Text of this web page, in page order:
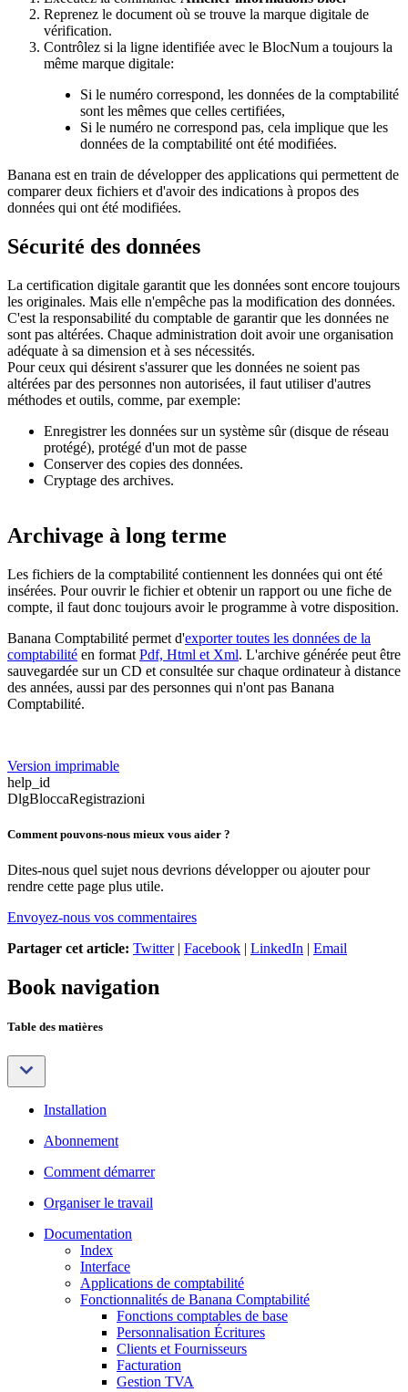
Reprenez le document où se trouve la marque digitale de
vérification.
Contrôlez si la ligne identifiée avec le BlocNum a toujours la
même marque digitale:
Si le numéro correspond, les données de la comptabilité
sont les mêmes que celles certifiées,
Si le numéro ne correspond pas, cela implique que les
données de la comptabilité ont été modifiées.
Banana est en train de développer des applications qui permettent de
comparer deux fichiers et d'avoir des indications à propos des
données qui ont été modifiées.
Sécurité des données
La certification digitale garantit que les données sont encore toujours
les originales. Mais elle n'empêche pas la modification des données.
C'est la responsabilité du comptable de garantir que les données ne
sont pas altérées. Chaque administration doit avoir une organisation
adéquate à sa dimension et à ses nécessités.
Pour ceux qui désirent s'assurer que les données ne soient pas
altérées par des personnes non autorisées, il faut utiliser d'autres
méthodes et outils, comme, par exemple:
Enregistrer les données sur un système sûr (disque de réseau
protégé), protégé d'un mot de passe
Conserver des copies des données.
Cryptage des archives.
Archivage à long terme
Les fichiers de la comptabilité contiennent les données qui ont été
insérées. Pour ouvrir le fichier et obtenir un rapport ou une fiche de
compte, il faut donc toujours avoir le programme à votre disposition.
Banana Comptabilité permet d'exporter toutes les données de la
comptabilité en format Pdf, Html et Xml. L'archive générée peut être
sauvegardée sur un CD et consultée sur chaque ordinateur à distance
des années, aussi par des personnes qui n'ont pas Banana
Comptabilité.
Version imprimable
help_id
DlgBloccaRegistrazioni
Comment pouvons-nous mieux vous aider ?
Dites-nous quel sujet nous devrions développer ou ajouter pour
rendre cette page plus utile.
Envoyez-nous vos commentaires
Partager cet article: Twitter| Facebook | LinkedIn | Email
Book navigation
Table des matières
Installation
Abonnement
Comment démarrer
Organiser le travail
Documentation
Index
Interface
Applications de comptabilité
Fonctionnalités de Banana Comptabilité
Fonctions comptables de base
Personnalisation Écritures
Clients et Fournisseurs
Facturation
Gestion TVA